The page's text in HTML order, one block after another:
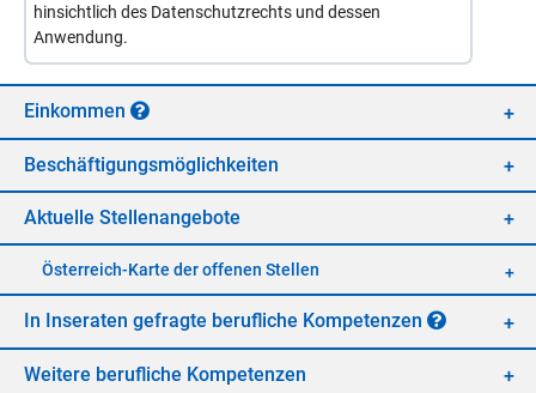
hinsichtlich des Datenschutzrechts und dessen
Anwendung.
Ein­kom­men
Be­schäf­ti­gungs­mög­lich­kei­ten
Ak­tu­el­le Stel­len­an­ge­bo­te
Öster­reich-Kar­te der of­fe­nen Stel­len
In In­se­ra­ten ge­frag­te be­ruf­li­che Kom­pe­ten­zen
Wei­te­re be­ruf­li­che Kom­pe­ten­zen